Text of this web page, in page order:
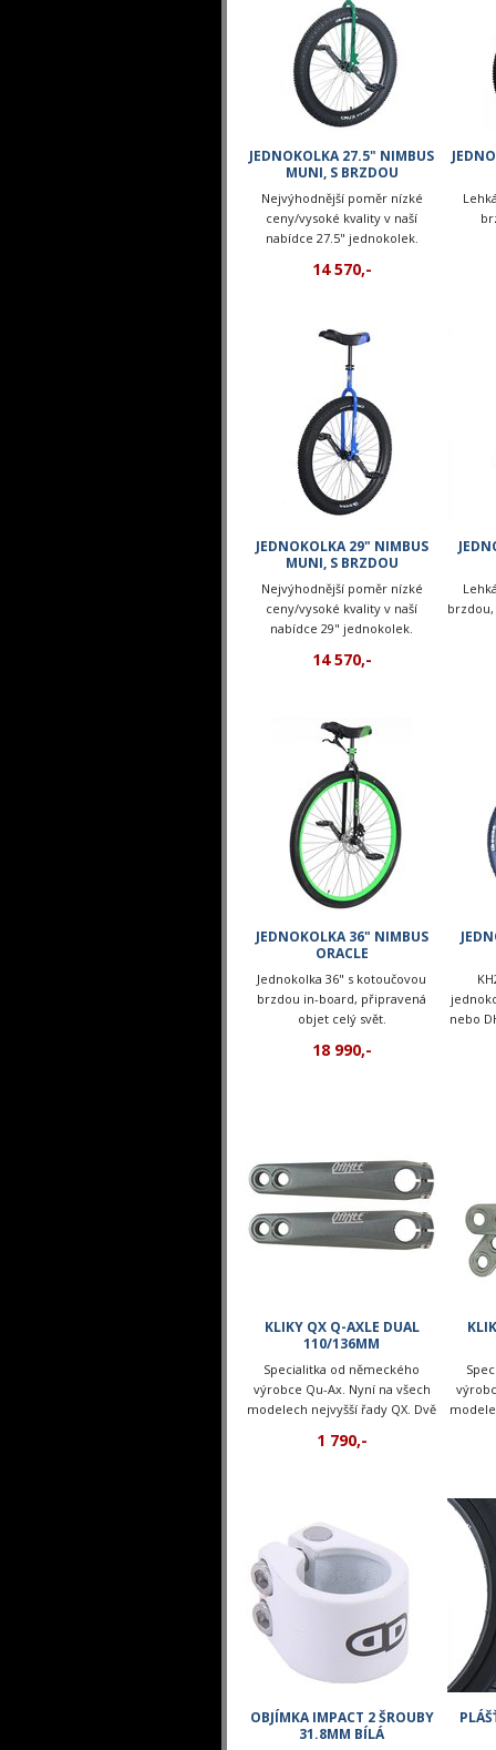
JEDNOKOLKA 27.5" NIMBUS
MUNI, S BRZDOU
Nejvýhodnější poměr nízké
ceny/vysoké kvality v naší
nabídce 27.5" jednokolek.
14 570,-
JEDNOKOLKA 29" NIMBUS
MUNI, S BRZDOU
Nejvýhodnější poměr nízké
ceny/vysoké kvality v naší
nabídce 29" jednokolek.
14 570,-
JEDNOKOLKA 36" NIMBUS
ORACLE
Jednokolka 36" s kotoučovou
brzdou in-board, připravená
objet celý svět.
18 990,-
nebo
KLIKY QX Q-AXLE DUAL
110/136MM
Specialitka od německého
výrobce Qu-Ax. Nyní na všech
modelech nejvyšší řady QX. Dvě
1 790,-
OBJÍMKA IMPACT 2 ŠROUBY
31.8MM BÍLÁ